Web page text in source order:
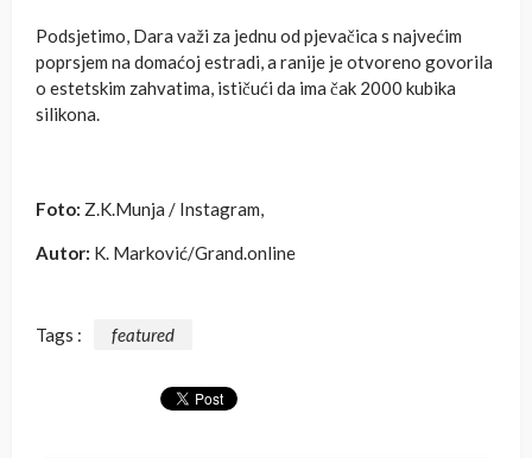
Podsjetimo, Dara važi za jednu od pjevačica s najvećim
poprsjem na domaćoj estradi, a ranije je otvoreno govorila
o estetskim zahvatima, ističući da ima čak 2000 kubika
silikona.
Foto: Z.K.Munja / Instagram,
Autor: K. Marković/Grand.online
Tags : featured